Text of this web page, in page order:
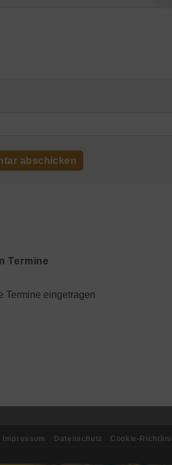
Termine
Termine eingetragen
Impressum Datenschutz Cookie-